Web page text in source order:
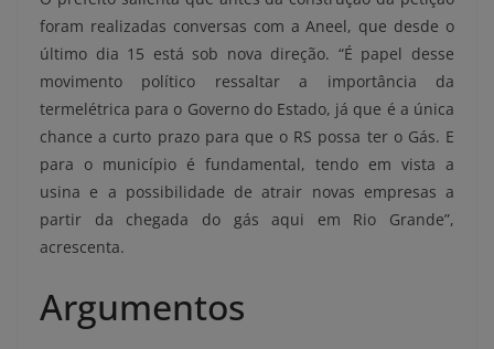
foram realizadas conversas com a Aneel, que desde o
último dia 15 está sob nova direção. “É papel desse
movimento político ressaltar a importância da
termelétrica para o Governo do Estado, já que é a única
chance a curto prazo para que o RS possa ter o Gás. E
para o município é fundamental, tendo em vista a
usina e a possibilidade de atrair novas empresas a
partir da chegada do gás aqui em Rio Grande”,
acrescenta.
Argumentos